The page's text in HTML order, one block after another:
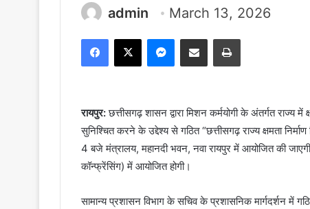
admin March 13, 2026
Facebook
X Messenger
Share via Email Print
रायपुर:छत्तीसगढ़ शासन द्वारा मिशन कर्मयोगी के अंतर्गत राज्य में
सुनिश्चित करने के उद्देश्य से गठित “छत्तीसगढ़ राज्य क्षमता
4 बजे मंत्रालय, महानदी भवन, नवा रायपुर में आयोजित की
कॉन्फ्रेंसिंग) में आयोजित होगी।
सामान्य प्रशासन विभाग के सचिव के प्रशासनिक मार्गदर्शन में